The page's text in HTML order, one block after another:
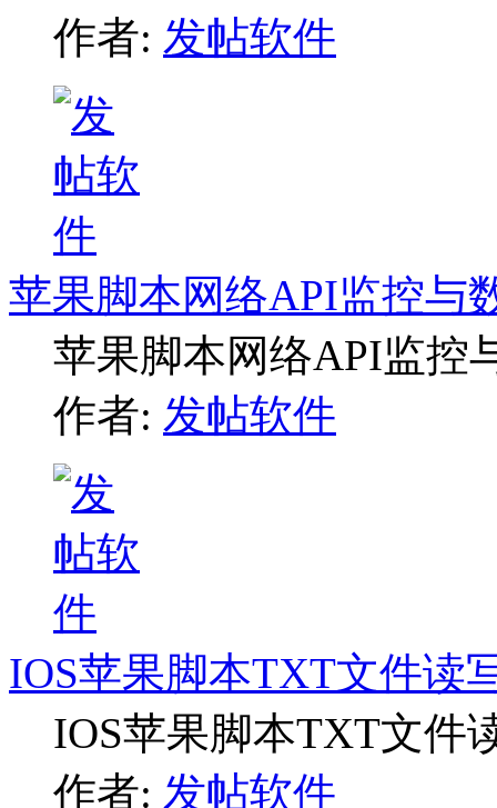
作者: 发帖软件
苹果脚本网络API监控与
苹果脚本网络API监控
作者: 发帖软件
IOS苹果脚本TXT文件读
IOS苹果脚本TXT文件
作者: 发帖软件